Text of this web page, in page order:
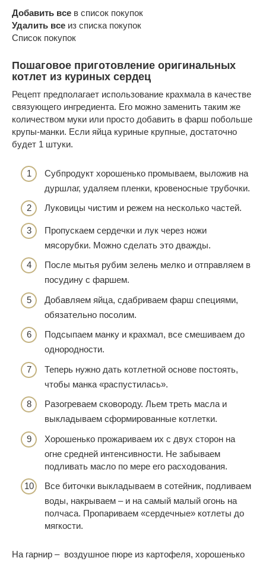
Добавить все в список покупок
Удалить все из списка покупок
Список покупок
Пошаговое приготовление оригинальных
котлет из куриных сердец
Рецепт предполагает использование крахмала в качестве
связующего ингредиента. Его можно заменить таким же
количеством муки или просто добавить в фарш побольше
крупы-манки. Если яйца куриные крупные, достаточно
будет 1 штуки.
Субпродукт хорошенько промываем, выложив на
дуршлаг, удаляем пленки, кровеносные трубочки.
Луковицы чистим и режем на несколько частей.
Пропускаем сердечки и лук через ножи
мясорубки. Можно сделать это дважды.
После мытья рубим зелень мелко и отправляем в
посудину с фаршем.
Добавляем яйца, сдабриваем фарш специями,
обязательно посолим.
Подсыпаем манку и крахмал, все смешиваем до
однородности.
Теперь нужно дать котлетной основе постоять,
чтобы манка «распустилась».
Разогреваем сковороду. Льем треть масла и
выкладываем сформированные котлетки.
Хорошенько прожариваем их с двух сторон на
огне средней интенсивности. Не забываем
подливать масло по мере его расходования.
Все биточки выкладываем в сотейник, подливаем
воды, накрываем – и на самый малый огонь на
полчаса. Пропариваем «сердечные» котлеты до
мягкости.
На гарнир – воздушное пюре из картофеля, хорошенько